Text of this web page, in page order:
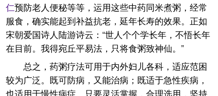
仁预防老人便秘等等，运用这些中药同米煮粥，经常
服食，确实能起到补益抗老，延年长寿的效果。正如
宋朝爱国诗人陆游诗云：“世人个个学长年，不悟长年
在目前。我得宛丘平易法，只将食粥致神仙。”
总之，药粥疗法可用于内外妇儿各科，适应范困
较为广泛。既可防病，又能治病；既适于急性疾病，
也适用于慢性病症。只要灵活掌握，合理选用，坚持